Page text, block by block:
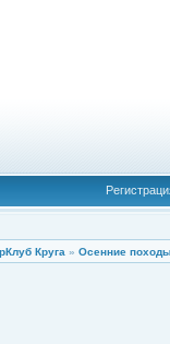
Круга » Осенние